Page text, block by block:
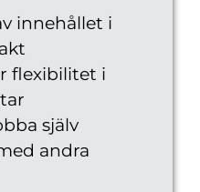
innehållet i
flexibilitet i
själv
andra